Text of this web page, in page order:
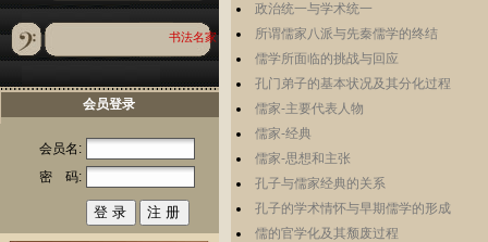
书法名家
会员登录
会员名:
密 码:
政治统一与学术统一
所谓儒家八派与先秦儒学的终结
儒学所面临的挑战与回应
孔门弟子的基本状况及其分化过程
儒家-主要代表人物
儒家-经典
儒家-思想和主张
孔子与儒家经典的关系
孔子的学术情怀与早期儒学的形成
儒的官学化及其颓废过程